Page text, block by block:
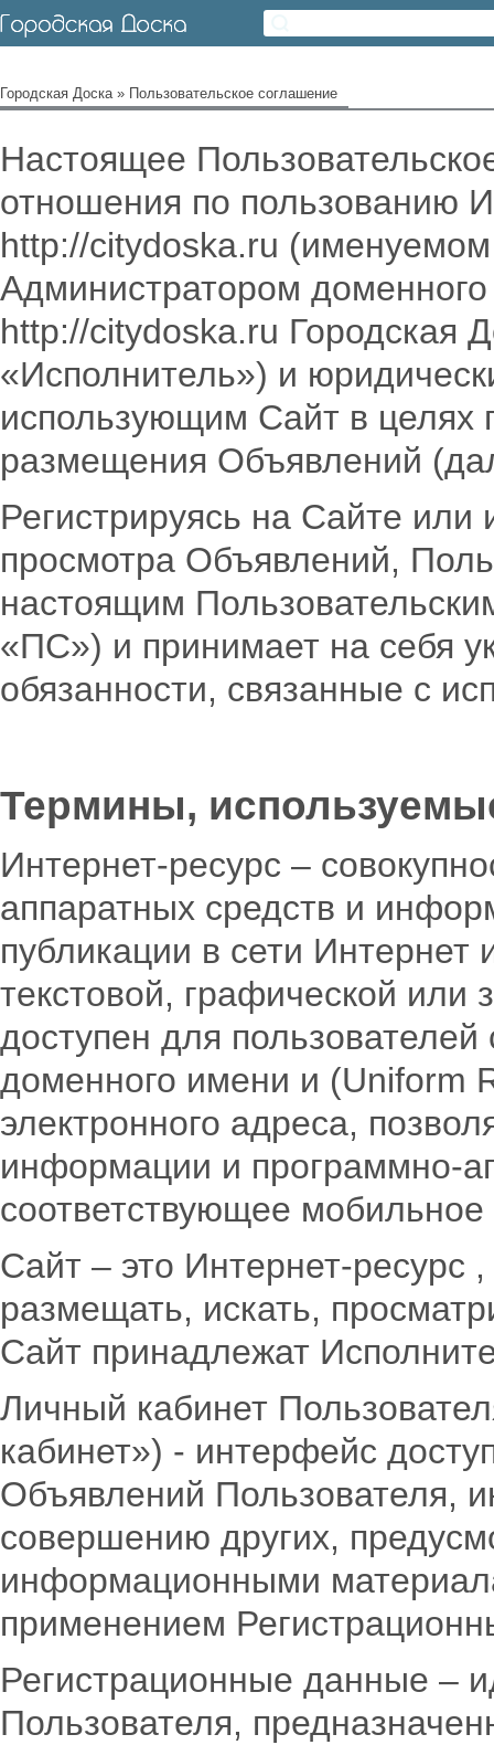
Городская Доска» Пользовательское соглашение
Настоящее
отношения по пользованию
http://citydoska.ru
Администратором
http://citydoska.ru
«Исполнитель») и
использующим Сайт в целях
размещения Объявлений
Регистрируясь на Сайте или
просмотра Объявлений,
настоящим
«ПС») и принимает на себя
обязанности, связанные с
Термины,
Интернет-ресурс –
аппаратных средств и
публикации в сети
текстовой, графической или
доступен для
доменного имени и (Uniform
электронного адреса,
информации и программно-
соответствующее
Сайт – это Интернет-
размещать, искать,
Сайт принадлежат
Личный кабинет
кабинет») - интерфейс
Объявлений Пользователя,
совершению других,
информационными
применением
Регистрационные данные –
Пользователя,